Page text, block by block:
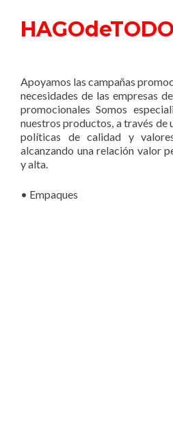
HAGOdeTODO
Apoyamos las campañas
necesidades de las empresas
promocionales Somos
nuestros productos, a través de
políticas de calidad y
alcanzando una relación valor
y alta.
• Empaques